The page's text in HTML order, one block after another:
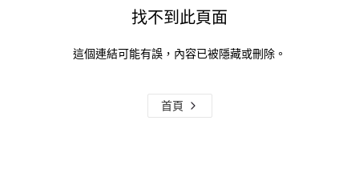
找不到此頁面
這個連結可能有誤，內容已被隱藏或刪除。
首頁